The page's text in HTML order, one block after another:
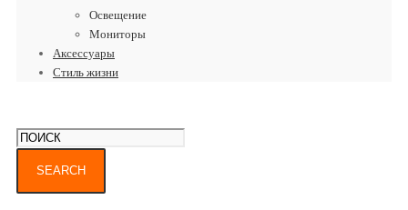
Освещение
Мониторы
Аксессуары
Стиль жизни